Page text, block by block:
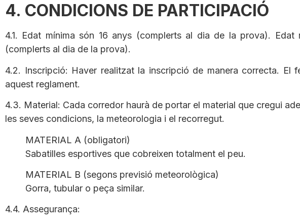
4. CONDICIONS DE PARTICIPACIÓ
4.1. Edat mínima són 16 anys (complerts al dia de la prova).
(complerts al dia de la prova).
4.2. Inscripció: Haver realitzat la inscripció de manera correcta.
aquest reglament.
4.3. Material: Cada corredor haurà de portar el material que cregui
les seves condicions, la meteorologia i el recorregut.
MATERIAL A (obligatori)
Sabatilles esportives que cobreixen totalment el peu.
MATERIAL B (segons previsió meteorològica)
Gorra, tubular o peça similar.
4.4. Assegurança: